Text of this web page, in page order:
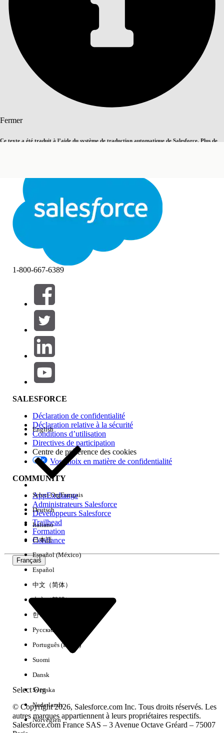
Fermer
Ce texte a été traduit à l’aide du système de traduction automatique de Salesforce. Plus de
Fermer
Table des matières
Rechercher
Filtrer par (0)
SÉLECTIONNER DES FILTRES
Gamme de produits
Impact des fonctionnalités
Edition
Expérience
Aucun résultat
1-800-667-6389
SALESFORCE
Déclaration de confidentialité
Déclaration relative à la sécurité
Conditions d’utilisation
Directives de participation
Centre de préférence des cookies
Vos choix en matière de confidentialité
COMMUNITY
AppExchange
Administrateurs Salesforce
Développeurs Salesforce
Trailhead
Formation
Confiance
Français
Select Org
English
Select OrgFrançais
Deutsch
Italiano
日本語
Español (México)
Español
中文（简体）
中文（繁體）
한국어
Русский
Português (Brasil)
Suomi
Dansk
Svenska
Nederlands
Norvégien
© Copyright 2026, Salesforce.com Inc. Tous droits réservés. Les
autres marques appartiennent à leurs propriétaires respectifs.
Salesforce.com France SAS – 3 Avenue Octave Gréard – 75007